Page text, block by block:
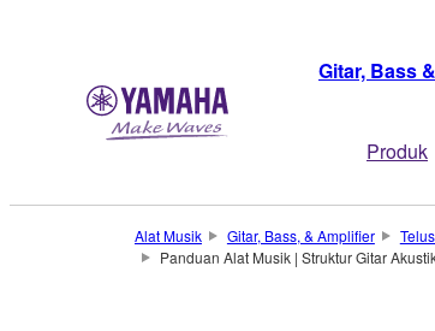
Gitar, Bass
Produk
Alat Musik Gitar, Bass, & Amplifier
Panduan Alat Musik | Struktur Gitar